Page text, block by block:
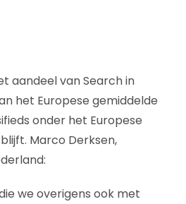
aandeel van Search in
het Europese gemiddelde
onder het Europese
Marco Derksen,
we overigens ook met